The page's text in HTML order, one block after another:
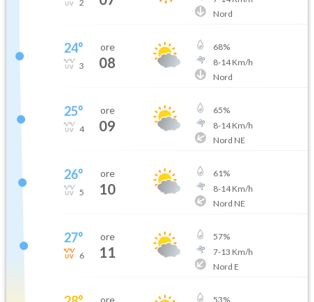
2
Nord
24°
3
ore
08
68%
8-14Km/h
Nord
25°
4
ore
09
65%
8-14Km/h
Nord NE
26°
5
ore
10
61%
8-14Km/h
Nord NE
27°
6
ore
11
57%
7-13 Km/h
Nord E
ore 53%